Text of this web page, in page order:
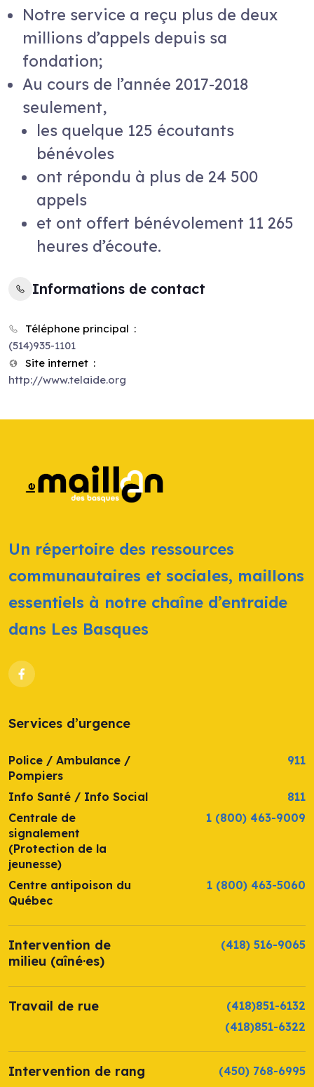
Notre service a reçu plus de deux
millions d’appels depuis sa
fondation;
Au cours de l’année 2017-2018
seulement,
les quelque 125 écoutants
bénévoles
ont répondu à plus de 24 500
appels
et ont offert bénévolement 11 265
heures d’écoute.
Informations de contact
Téléphone principal
(514)935-1101
Site internet
http://www.telaide.org
Un répertoire des ressources
communautaires et sociales, maillons
essentiels à notre chaîne d’entraide
dans Les Basques
Services d’urgence
Police / Ambulance /
Pompiers
911
Info Santé / Info Social
811
Centrale de
signalement
(Protection de la
jeunesse)
1 (800) 463-9009
Centre antipoison du
Québec
1 (800) 463-5060
Intervention de
milieu (aîné·es)
(418) 516-9065
Travail de rue
(418)851-6132
(418)851-6322
Intervention de rang (450) 768-6995